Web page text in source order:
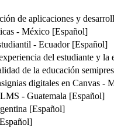
de aplicaciones y
- México [Español]
- Ecuador [Español]
del estudiante y la
de la educación
digitales en Canvas -
- Guatemala [Español]
[Español]